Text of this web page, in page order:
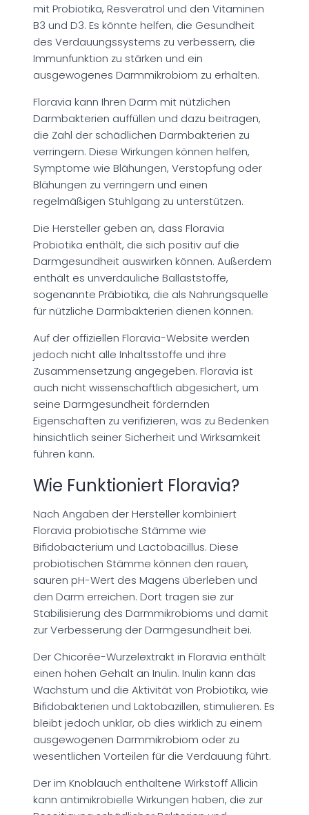
mit Probiotika, Resveratrol und den Vitaminen
B3 und D3. Es könnte helfen, die Gesundheit
des Verdauungssystems zu verbessern, die
Immunfunktion zu stärken und ein
ausgewogenes Darmmikrobiom zu erhalten.
Floravia kann Ihren Darm mit nützlichen
Darmbakterien auffüllen und dazu beitragen,
die Zahl der schädlichen Darmbakterien zu
verringern. Diese Wirkungen können helfen,
Symptome wie Blähungen, Verstopfung oder
Blähungen zu verringern und einen
regelmäßigen Stuhlgang zu unterstützen.
Die Hersteller geben an, dass Floravia
Probiotika enthält, die sich positiv auf die
Darmgesundheit auswirken können. Außerdem
enthält es unverdauliche Ballaststoffe,
sogenannte Präbiotika, die als Nahrungsquelle
für nützliche Darmbakterien dienen können.
Auf der offiziellen Floravia-Website werden
jedoch nicht alle Inhaltsstoffe und ihre
Zusammensetzung angegeben. Floravia ist
auch nicht wissenschaftlich abgesichert, um
seine Darmgesundheit fördernden
Eigenschaften zu verifizieren, was zu Bedenken
hinsichtlich seiner Sicherheit und Wirksamkeit
führen kann.
Wie Funktioniert Floravia?
Nach Angaben der Hersteller kombiniert
Floravia probiotische Stämme wie
Bifidobacterium und Lactobacillus. Diese
probiotischen Stämme können den rauen,
sauren pH-Wert des Magens überleben und
den Darm erreichen. Dort tragen sie zur
Stabilisierung des Darmmikrobioms und damit
zur Verbesserung der Darmgesundheit bei.
Der Chicorée-Wurzelextrakt in Floravia enthält
einen hohen Gehalt an Inulin. Inulin kann das
Wachstum und die Aktivität von Probiotika, wie
Bifidobakterien und Laktobazillen, stimulieren. Es
bleibt jedoch unklar, ob dies wirklich zu einem
ausgewogenen Darmmikrobiom oder zu
wesentlichen Vorteilen für die Verdauung führt.
Der im Knoblauch enthaltene Wirkstoff Allicin
kann antimikrobielle Wirkungen haben, die zur